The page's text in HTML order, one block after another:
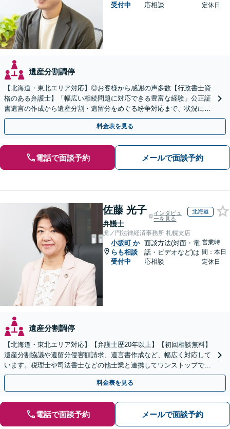
受付中
応相談
定休日
遺産分割調停
【北海道・東北エリア対応】◎お客様から感謝の声多数【行政書士資
格のある弁護士】「幅広い相続問題に対応できる豊富な経験」公正証
書遺言の作成から遺産分割・遺留分をめぐる紛争対応まで、状況に応
じた最適な方法をご提案します【夜間相談可】
料金表を見る
電話で面談予約 メールで面談予約
佐藤 光子
弁護士
インタビュ
ーを見る
北海道
虎ノ門法律経済事務所 札幌支店
小坂町 か
らも相談
受付中
面談方法(対面・電
話・ビデオなど)は
応相談
営業時
間：本日
定休日
遺産分割調停
【北海道・東北エリア対応】【弁護士歴20年以上】【初回相談無料】
遺産分割協議や遺留分侵害額請求、遺言書作成など、幅広く対応して
います。税理士や司法書士などの他士業と連携してワンストップでの
解決が可能です。ぜひご相談ください。
料金表を見る
電話で面談予約 メールで面談予約